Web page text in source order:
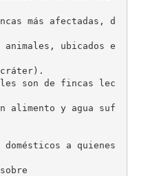
más afectadas, d
ubicados e
son de fincas lec
alimento y agua suf
a quienes